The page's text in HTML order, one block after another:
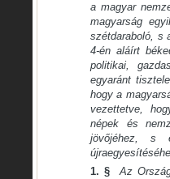
a magyar
magyarság
szétdaraboló, s
4-én aláírt
politikai,
egyaránt
hogy a
vezettetve,
népek és
jövőjéhez, s
1. §Az